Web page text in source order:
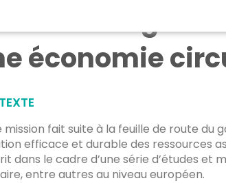
économie
fait suite à la feuille de route du
efficace et durable des ressources
dans le cadre d’une série d’études
entre autres au niveau européen.